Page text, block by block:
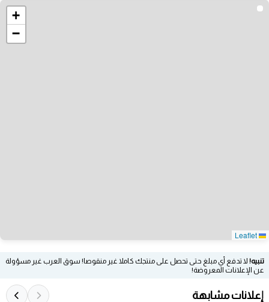
+
−
تنبيه! لا تدفع أي مبلغ حتى تحصل على منتجك كاملا غير منقوصا! سوق العرب غير مسؤولة
عن الإعلانات المعروضة!
إعلانات مشابهة